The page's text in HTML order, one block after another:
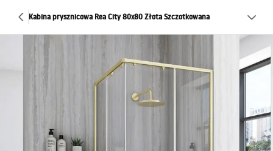
Kabina prysznicowa Rea City 80x80 Złota Szczotkowana